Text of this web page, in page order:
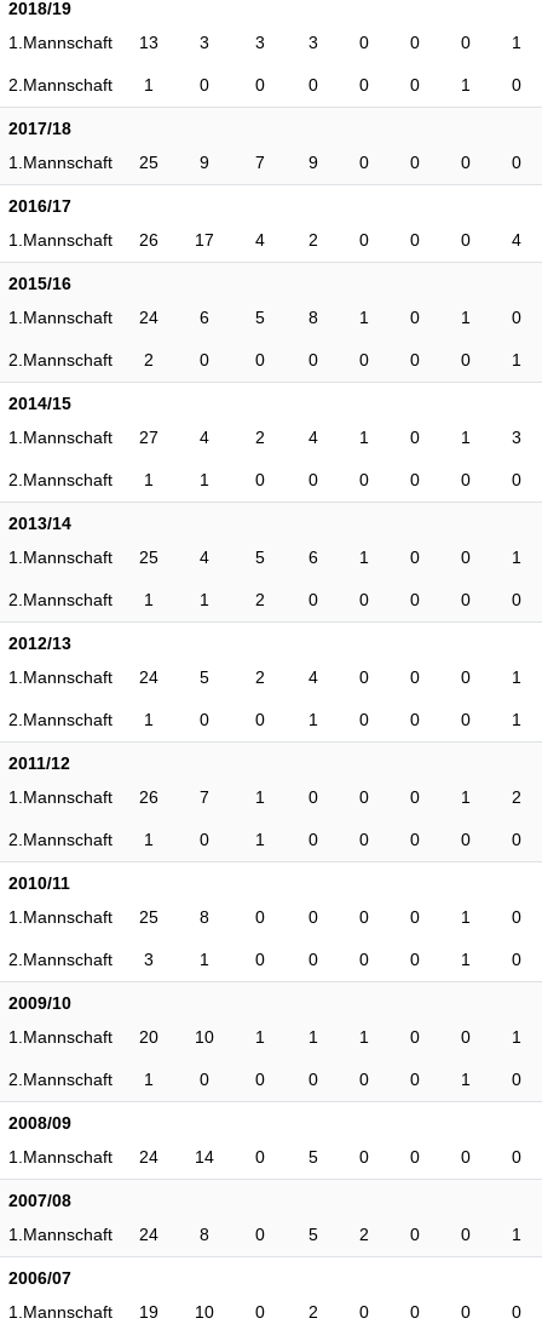
2018/19
1.Mannschaft
13 3 3 3 0 0 0 1
2.Mannschaft 1 0 0 0 0 0 1 0
2017/18
1.Mannschaft
25 9 7 9 0 0 0 0
2016/17
1.Mannschaft
26 17 4 2 0 0 0 4
2015/16
1.Mannschaft
24 6 5 8 1 0 1 0
2.Mannschaft 2 0 0 0 0 0 0 1
2014/15
1.Mannschaft
27 4 2 4 1 0 1 3
2.Mannschaft 1 1 0 0 0 0 0 0
2013/14
1.Mannschaft
25 4 5 6 1 0 0 1
2.Mannschaft 1 1 2 0 0 0 0 0
2012/13
1.Mannschaft
24 5 2 4 0 0 0 1
2.Mannschaft 1 0 0 1 0 0 0 1
2011/12
1.Mannschaft
26 7 1 0 0 0 1 2
2.Mannschaft 1 0 1 0 0 0 0 0
2010/11
1.Mannschaft
25 8 0 0 0 0 1 0
2.Mannschaft 3 1 0 0 0 0 1 0
2009/10
1.Mannschaft
20 10 1 1 1 0 0 1
2.Mannschaft 1 0 0 0 0 0 1 0
2008/09
1.Mannschaft
24 14 0 5 0 0 0 0
2007/08
1.Mannschaft
24 8 0 5 2 0 0 1
2006/07
1.Mannschaft
19 10 0 2 0 0 0 0